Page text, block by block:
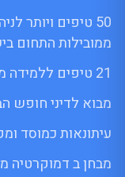
50 טיפים ויותר
ממובילות התחום
21 טיפים ללמידה מרחוק במרחבים קוליים
מבוא לדיני חופש
עיתונאות כמוסד
מבחן ב דמוקרטיה